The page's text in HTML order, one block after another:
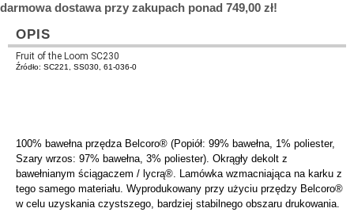
darmowa dostawa przy zakupach ponad 749,00 zł!
OPIS
Fruit of the Loom SC230
Źródło: SC221, SS030, 61-036-0
100% bawełna przędza Belcoro® (Popiół: 99% bawełna, 1% poliester,
Szary wrzos: 97% bawełna, 3% poliester). Okrągły dekolt z
bawełnianym ściągaczem / lycrą®. Lamówka wzmacniająca na karku z
tego samego materiału. Wyprodukowany przy użyciu przędzy Belcoro®
w celu uzyskania czystszego, bardziej stabilnego obszaru drukowania.